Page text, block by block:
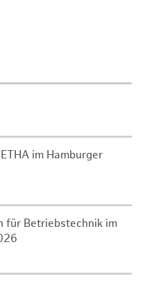
im Hamburger
für Betriebstechnik im